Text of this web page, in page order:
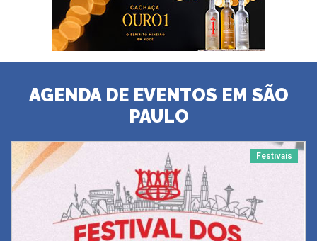
AGENDA DE EVENTOS EM SÃO
PAULO
Festivais